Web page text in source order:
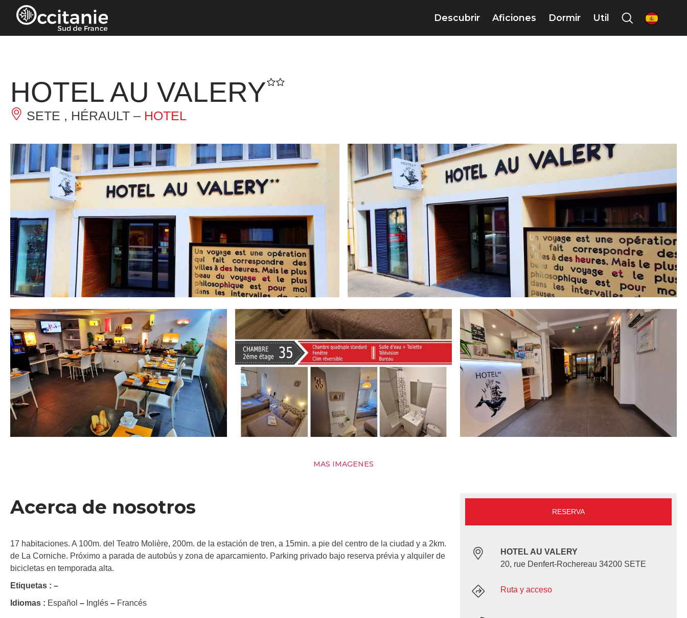
Panel de gestión de cookies
Descubrir Aficiones Dormir Util es
HOTEL AU VALERY
SETE , HÉRAULT – HOTEL
MAS IMAGENES
Acerca de nosotros
17 habitaciones. A 100m. del Teatro Molière, 200m. de la estación de tren, a 15min. a pie del centro de la ciudad y a 2km.
de La Corniche. Próximo a parada de autobús y zona de aparcamiento. Parking privado bajo reserva prévia y alquiler de
bicicletas en temporada alta.
Etiquetas : –
Idiomas : Español – Inglés – Francés
RESERVA
HOTEL AU VALERY
20, rue Denfert-Rochereau 34200 SETE
Ruta y acceso